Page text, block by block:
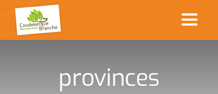
Passer
contenu
Commerçants en ville
provinces